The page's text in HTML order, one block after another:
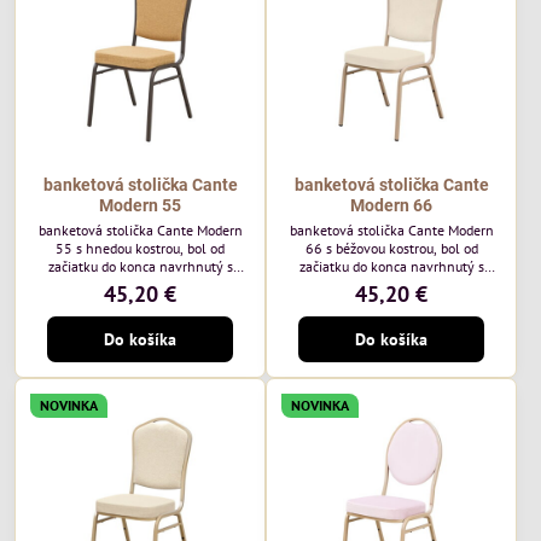
každodenné...
banketová stolička Cante
Modern 55
banketová stolička Cante Modern
55 s hnedou kostrou, bol od
začiatku do konca navrhnutý s
ohľadom na elegantné a
sofistikované priestory pre
pohostinstvá. Má hnedý rám a
medovo tónované čalúnenie Moss
48 od poľskej značky Davis –
medový odtieň s mäkkým
povrchom - je ideálna do svetlých
priestorov. Stolička kombinuje
klasický dizajn s modernou
funkčnosťou. Je odolná, pohodlná a
pripravená na...
45,20 €
Do košíka
banketová stolička Cante
Modern 66
banketová stolička Cante Modern
66 s béžovou kostrou, bol od
začiatku do konca navrhnutý s
ohľadom na elegantné a
sofistikované priestory pre
pohostinstvá. Má béžový rám a
čalúnenie Soro 02 od poľskej
značky Davis – béžová farba s
mäkkým povrchom je ideálna do
svetlých priestorov. Stolička
kombinuje klasický dizajn s
modernou funkčnosťou. Je odolná,
pohodlná a pripravená na
každodenné použitie...
45,20 €
Do košíka
NOVINKA NOVINKA